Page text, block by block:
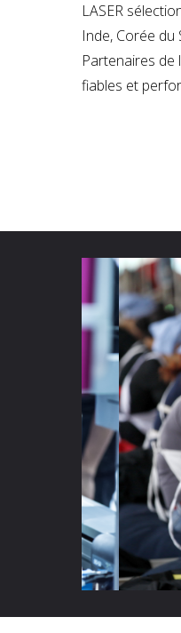
LASER
Inde, Corée du
Partenaires
fiables et